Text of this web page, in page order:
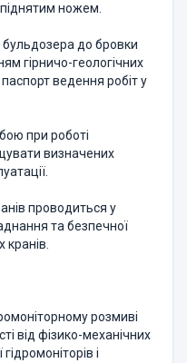
ножем.
бульдозера до бровки
гірничо-геологічних
ведення робіт у
при роботі
визначених
проводиться у
та безпечної
розмиві
від фізико-механічних
і